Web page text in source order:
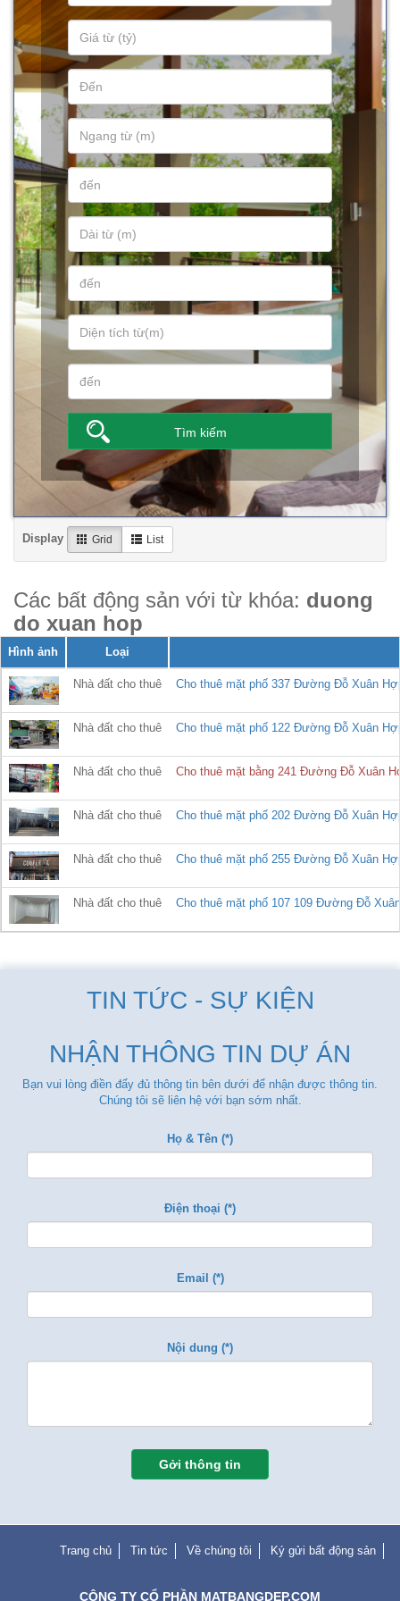
Display Grid List
Các bất động sản với từ khóa: duong
do xuan hop
Hình ảnh Loại
Nhà đất cho thuê Cho thuê mặt phố 337 Đường Đỗ Xuân
Nhà đất cho thuê Cho thuê mặt phố 122 Đường Đỗ Xuân
Nhà đất cho thuê Cho thuê mặt bằng 241 Đường Đỗ Xuân
Nhà đất cho thuê Cho thuê mặt phố 202 Đường Đỗ Xuân
Nhà đất cho thuê Cho thuê mặt phố 255 Đường Đỗ Xuân
Nhà đất cho thuê Cho thuê mặt phố 107 109 Đường Đỗ
TIN TỨC - SỰ KIỆN
NHẬN THÔNG TIN DỰ ÁN
Bạn vui lòng điền đẩy đủ thông tin bên dưới để nhận được thông tin.
Chúng tôi sẽ liên hệ với bạn sớm nhất.
Họ & Tên (*)
Điện thoại (*)
Email (*)
Nội dung (*)
Gởi thông tin
Trang chủ Tin tức Về chúng tôi Ký gửi bất động sản
CÔNG TY CỔ PHẦN MATBANGDEP.COM